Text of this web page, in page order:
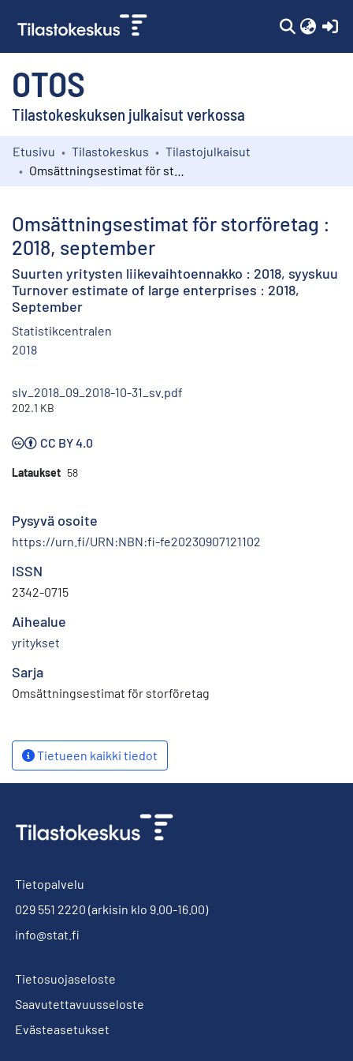
OTOS
Tilastokeskuksen julkaisut verkossa
Kokoelmat
Etusivu Tilastokeskus
Tilastojulkaisut
Omsättningsestimat för storföretag :
2018, september
Suurten yritysten liikevaihtoennakko : 2018, syyskuu
Turnover estimate of large enterprises : 2018,
September
Statistikcentralen
2018
slv_2018_09_2018-10-31_sv.pdf
202.1 KB
CC BY 4.0
Lataukset 58
Pysyvä osoite
https://urn.fi/URN:NBN:fi-fe20230907121102
ISSN
2342-0715
Aihealue
yritykset
Sarja
Omsättningsestimat för storföretag
Tietueen kaikki tiedot
Tietopalvelu
029 551 2220 (arkisin klo 9.00-16.00)
info@stat.fi
Tietosuojaseloste
Saavutettavuusseloste
Evästeasetukset